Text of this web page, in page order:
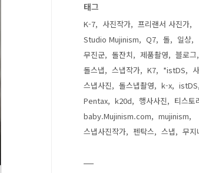
태그
K-7 사진작가
프리랜서 사진가
Studio Mujinism
Q7 돌
일상
무진군
돌잔치 제품촬영
블로그
돌스냅
스냅작가 K7 *istDS
스냅사진
돌스냅촬영 k-x
istDS
Pentax
k20d 행사사진
티스토
baby.Mujinism.com
mujinism
스냅사진작가
펜탁스 스냅 무지